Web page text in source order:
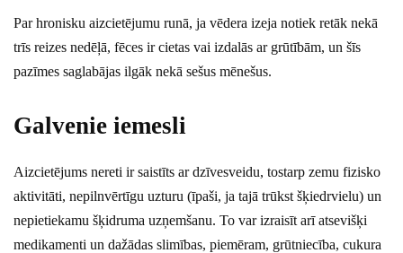
Par hronisku aizcietējumu runā, ja vēdera izeja notiek retāk nekā
trīs reizes nedēļā, fēces ir cietas vai izdalās ar grūtībām, un šīs
pazīmes saglabājas ilgāk nekā sešus mēnešus.
Galvenie iemesli
Aizcietējums nereti ir saistīts ar dzīvesveidu, tostarp zemu fizisko
aktivitāti, nepilnvērtīgu uzturu (īpaši, ja tajā trūkst šķiedrvielu) un
nepietiekamu šķidruma uzņemšanu. To var izraisīt arī atsevišķi
medikamenti un dažādas slimības, piemēram, grūtniecība, cukura